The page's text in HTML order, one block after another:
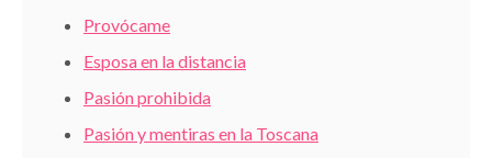
Provócame
Esposa en la distancia
Pasión prohibida
Pasión y mentiras en la Toscana